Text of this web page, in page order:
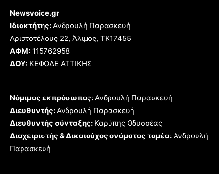
Newsvoice.gr
Ιδιοκτήτης:Ανδρουλή Παρασκευή
Αριστοτέλους 22, Άλιμος, TK17455
ΑΦΜ: 115762958
ΔΟΥ: ΚΕΦΟΔΕ ΑΤΤΙΚΗΣ
Νόμιμος εκπρόσωπος:Ανδρουλή Παρασκευή
Διευθυντής:Ανδρουλή Παρασκευή
Διευθυντής σύνταξης: Καρύπης Οδυσσέας
Διαχειριστής & Δικαιούχος ονόματος τομέα: Ανδρουλή
Παρασκευή